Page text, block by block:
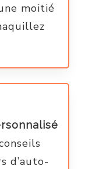
moitié
d’auto-